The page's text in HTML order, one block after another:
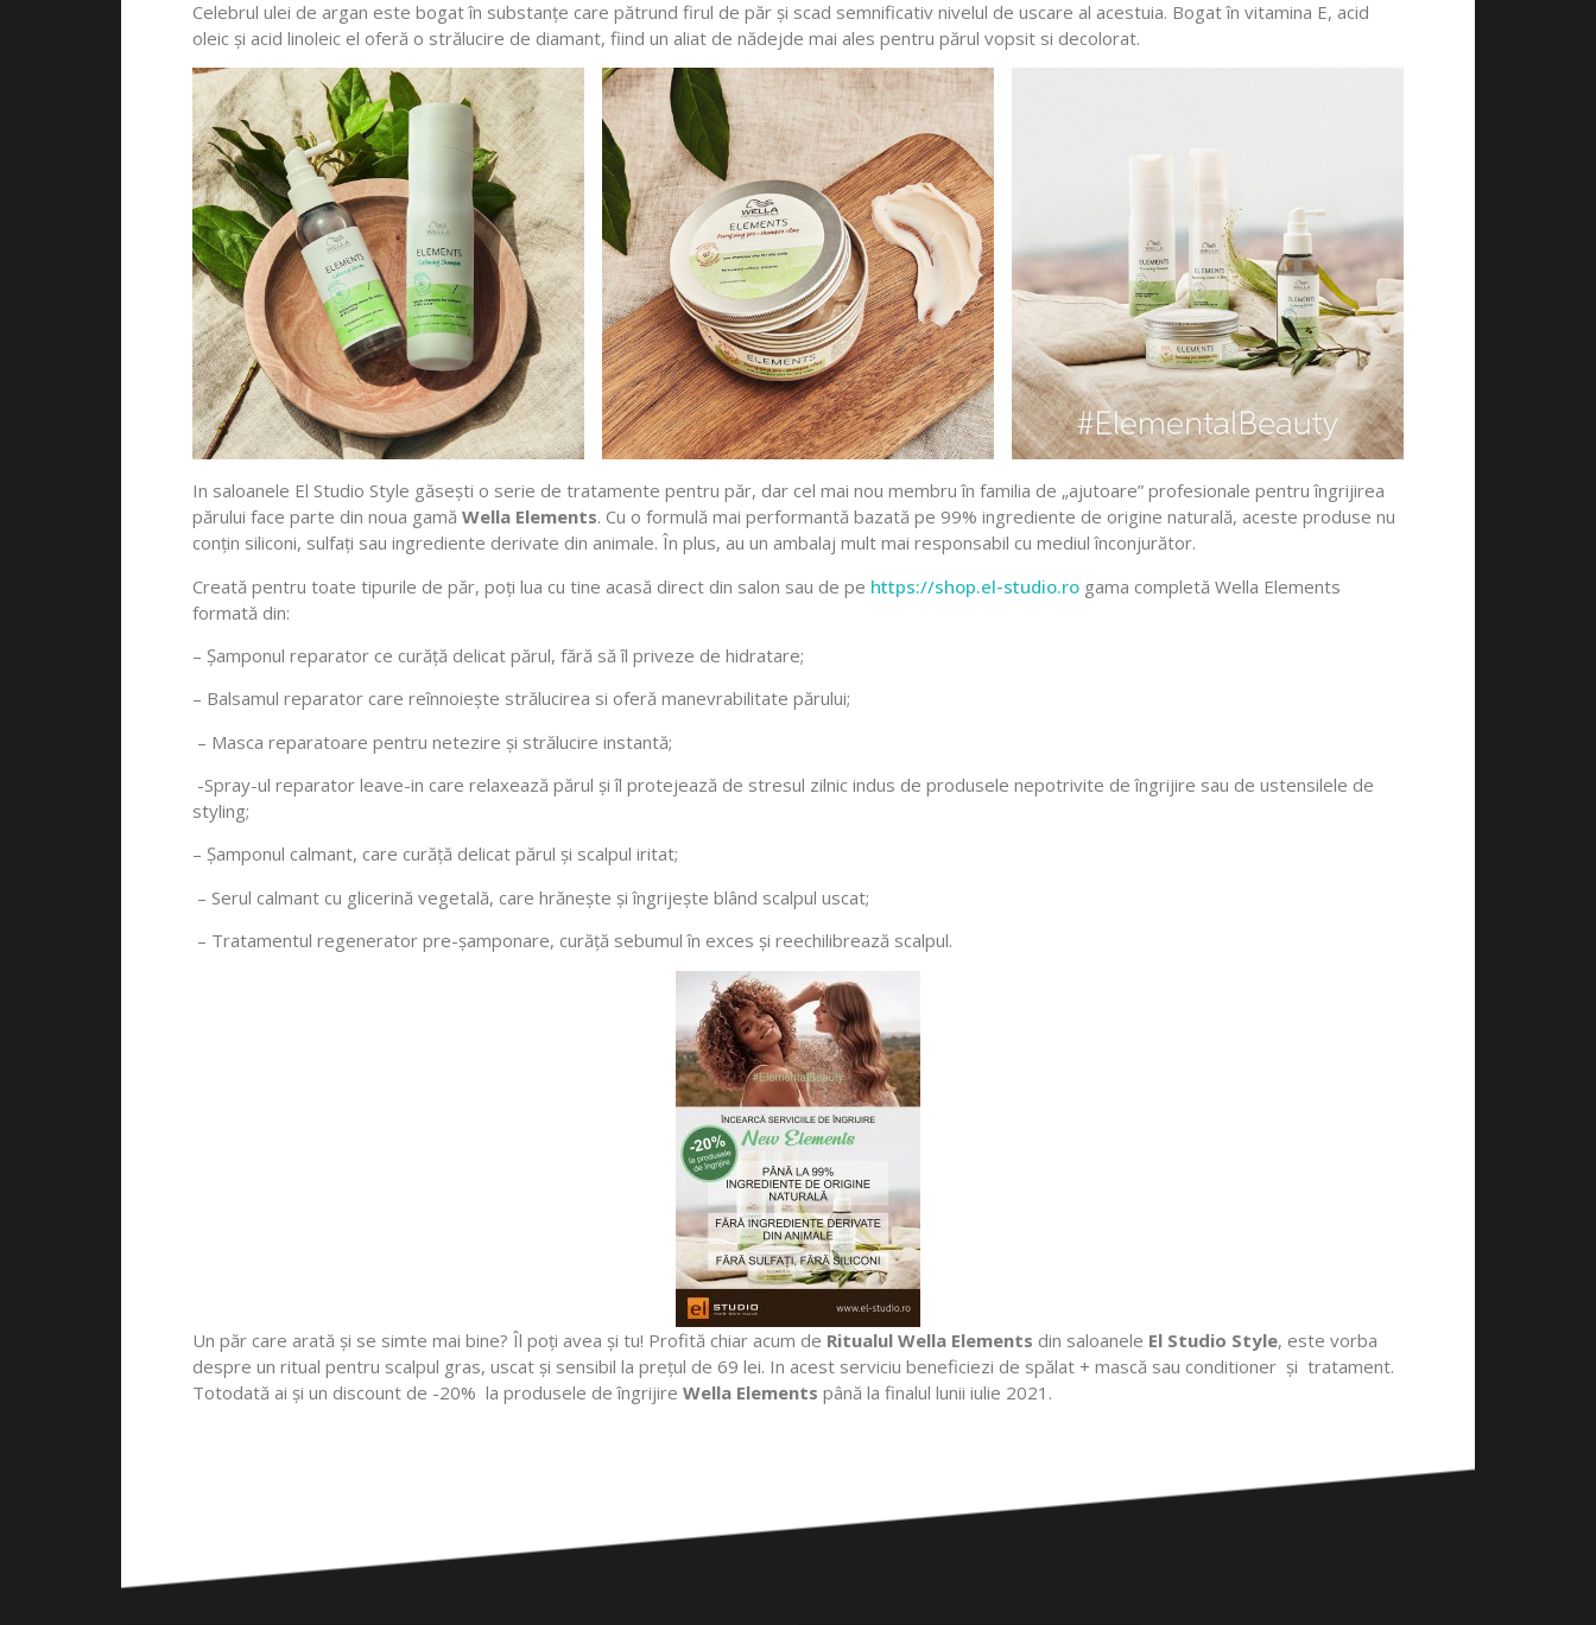
Celebrul ulei de argan este bogat în substanțe care pătrund firul de păr și scad semnificativ nivelul de uscare al acestuia. Bogat în vitamina E, acid
oleic și acid linoleic el oferă o strălucire de diamant, fiind un aliat de nădejde mai ales pentru părul vopsit si decolorat.
In saloanele El Studio Style găsești o serie de tratamente pentru păr, dar cel mai nou membru în familia de „ajutoare” profesionale pentru îngrijirea
părului face parte din noua gamă Wella Elements. Cu o formulă mai performantă bazată pe 99% ingrediente de origine naturală, aceste produse nu
conțin siliconi, sulfați sau ingrediente derivate din animale. În plus, au un ambalaj mult mai responsabil cu mediul înconjurător.
Creată pentru toate tipurile de păr, poți lua cu tine acasă direct din salon sau de pe https://shop.el-studio.ro gama completă Wella Elements
formată din:
– Șamponul reparator ce curăță delicat părul, fără să îl priveze de hidratare;
– Balsamul reparator care reînnoiește strălucirea si oferă manevrabilitate părului;
– Masca reparatoare pentru netezire și strălucire instantă;
-Spray-ul reparator leave-in care relaxează părul și îl protejează de stresul zilnic indus de produsele nepotrivite de îngrijire sau de ustensilele de
styling;
– Șamponul calmant, care curăță delicat părul și scalpul iritat;
– Serul calmant cu glicerină vegetală, care hrănește și îngrijește blând scalpul uscat;
– Tratamentul regenerator pre-șamponare, curăță sebumul în exces și reechilibrează scalpul.
Un păr care arată și se simte mai bine? Îl poți avea și tu! Profită chiar acum de Ritualul Wella Elements din saloanele El Studio Style, este vorba
despre un ritual pentru scalpul gras, uscat și sensibil la prețul de 69 lei. In acest serviciu beneficiezi de spălat + mască sau conditioner și tratament.
Totodată ai și un discount de -20% la produsele de îngrijire Wella Elements până la finalul lunii iulie 2021.